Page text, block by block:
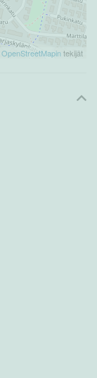
OpenStreetMapintekijät